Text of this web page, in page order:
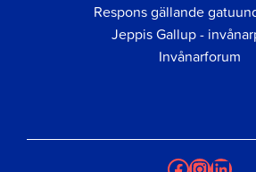
Respons gällande
Jeppis Gallup -
Invånarforum